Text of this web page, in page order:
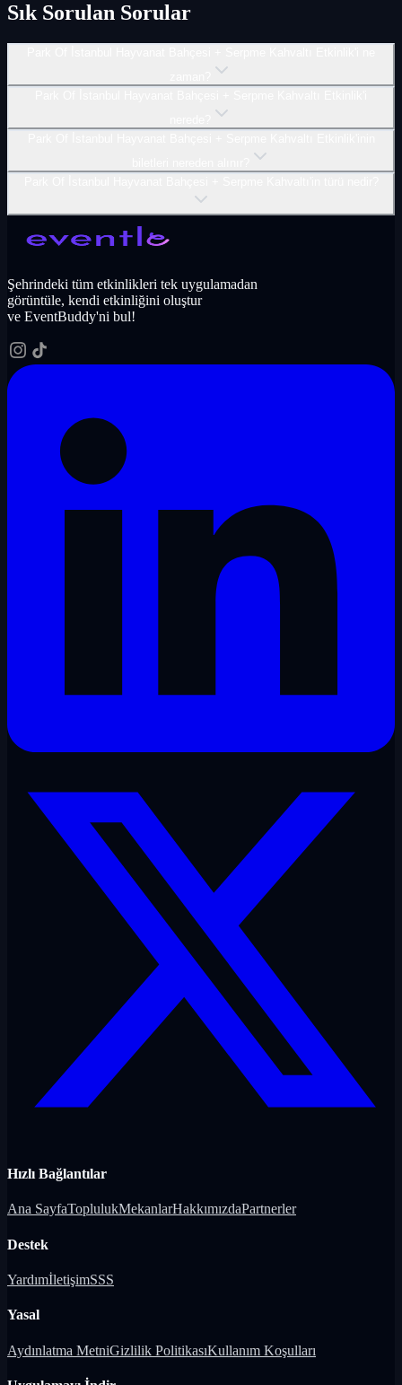
Sık Sorulan Sorular
Şehrindeki tüm etkinlikleri tek uygulamadan
görüntüle, kendi etkinliğini oluştur
ve EventBuddy'ni bul!
Hızlı Bağlantılar
Ana SayfaToplulukMekanlarHakkımızdaPartnerler
Destek
YardımİletişimSSS
Yasal
Aydınlatma MetniGizlilik PolitikasıKullanım Koşulları